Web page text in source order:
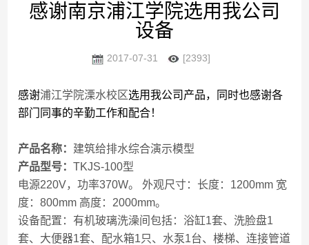
感谢南京浦江学院选用我公司
设备
2017-07-31 [2393]
感谢浦江学院溧水校区选用我公司产品，同时也感谢各
部门同事的辛勤工作和配合！
产品名称： 建筑给排水综合演示模型
产品型号：TKJS-100型
电源220V，功率370W。 外观尺寸：长度：1200mm 宽
度：800mm 高度：2000mm。
设备配置：有机玻璃洗澡间包括：浴缸1套、洗脸盘1
套、大便器1套、配水箱1只、水泵1台、楼梯、连接管道